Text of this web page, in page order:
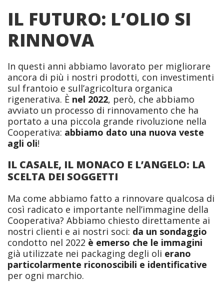
IL FUTURO: L’OLIO SI
RINNOVA
In questi anni abbiamo lavorato per migliorare
ancora di più i nostri prodotti, con investimenti
sul frantoio e sull’agricoltura organica
rigenerativa. È nel 2022, però, che abbiamo
avviato un processo di rinnovamento che ha
portato a una piccola grande rivoluzione nella
Cooperativa: abbiamo dato una nuova veste
agli oli!
IL CASALE, IL MONACO E L’ANGELO: LA
SCELTA DEI SOGGETTI
Ma come abbiamo fatto a rinnovare qualcosa di
così radicato e importante nell’immagine della
Cooperativa? Abbiamo chiesto direttamente ai
nostri clienti e ai nostri soci: da un sondaggio
condotto nel 2022 è emerso che le immagini
già utilizzate nei packaging degli oli erano
particolarmente riconoscibili e identificative
per ogni marchio.